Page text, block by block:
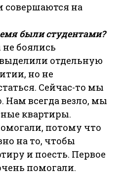
совершаются на
были студентами?
боялись
отдельную
но не
Сейчас-то мы
Нам всегда везло, мы
квартиры.
потому что
на то, чтобы
и поесть. Первое
помогали.